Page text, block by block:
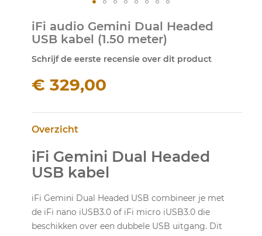
iFi audio Gemini Dual Headed
USB kabel (1.50 meter)
Schrijf de eerste recensie over dit product
€ 329,00
Overzicht
iFi Gemini Dual Headed
USB kabel
iFi Gemini Dual Headed USB combineer je met
de iFi nano iUSB3.0 of iFi micro iUSB3.0 die
beschikken over een dubbele USB uitgang. Dit
naar
het
van
afbeeldingen-